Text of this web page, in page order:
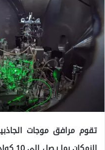
تقوم مرافق موجات